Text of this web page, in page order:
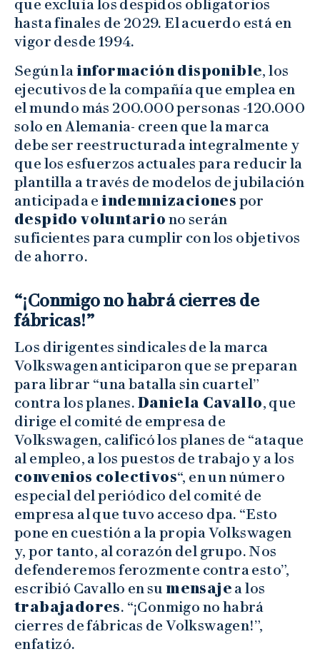
que excluía los despidos obligatorios
hasta finales de 2029. El acuerdo está en
vigor desde 1994.
Según lainformación disponible, los
ejecutivos de la compañía que emplea en
el mundo más 200.000 personas -120.000
solo en Alemania- creen que la marca
debe ser reestructurada integralmente y
que los esfuerzos actuales para reducir la
plantilla a través de modelos de jubilación
anticipada eindemnizaciones por
despido voluntario no serán
suficientes para cumplir con los objetivos
de ahorro.
“¡Conmigo no habrá cierres de
fábricas!”
Los dirigentes sindicales de la marca
Volkswagen anticiparon que se preparan
para librar “una batalla sin cuartel”
contra los planes. Daniela Cavallo, que
dirige el comité de empresa de
Volkswagen, calificó los planes de “ataque
al empleo, a los puestos de trabajo y a los
convenios colectivos“, en un número
especial del periódico del comité de
empresa al que tuvo acceso dpa. “Esto
pone en cuestión a la propia Volkswagen
y, por tanto, al corazón del grupo. Nos
defenderemos ferozmente contra esto”,
escribió Cavallo en sumensaje a los
trabajadores. “¡Conmigo no habrá
cierres de fábricas de Volkswagen!”,
enfatizó.